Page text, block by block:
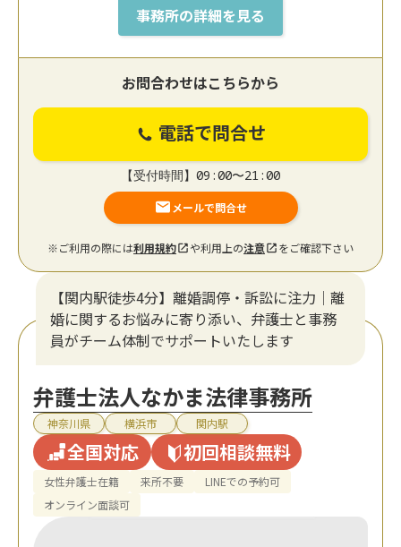
事務所の詳細を見る
お問合わせはこちらから
電話で問合せ
【受付時間】09:00〜21:00
メールで問合せ
※ご利用の際には利用規約 や利用上の注意 をご確認下さい
【関内駅徒歩4分】離婚調停・訴訟に注力│離
婚に関するお悩みに寄り添い、弁護士と事務
員がチーム体制でサポートいたします
弁護士法人なかま法律事務所
神奈川県 横浜市 関内駅
全国対応 初回相談無料
女性弁護士在籍 来所不要
LINEでの予約可
オンライン面談可